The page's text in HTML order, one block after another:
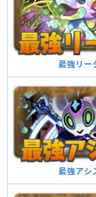
最強リー
最強アシ